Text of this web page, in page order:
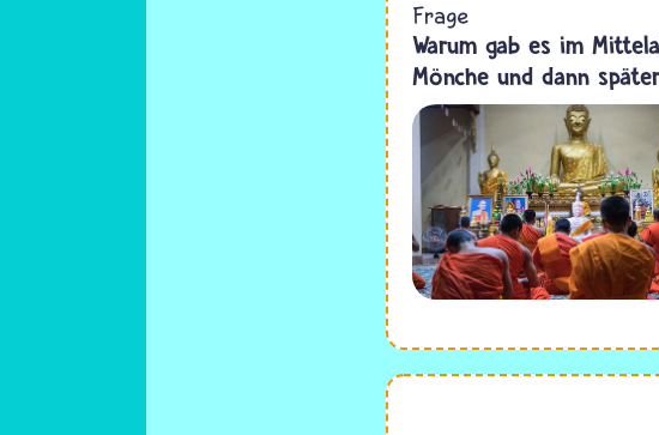
Frage
Warum gab es im
Mönche und dann